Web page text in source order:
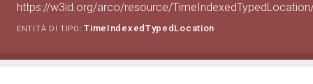
https://w3id.org/arco/resource/
ENTITÀ DI TIPO: TimeIndexedTypedLocation